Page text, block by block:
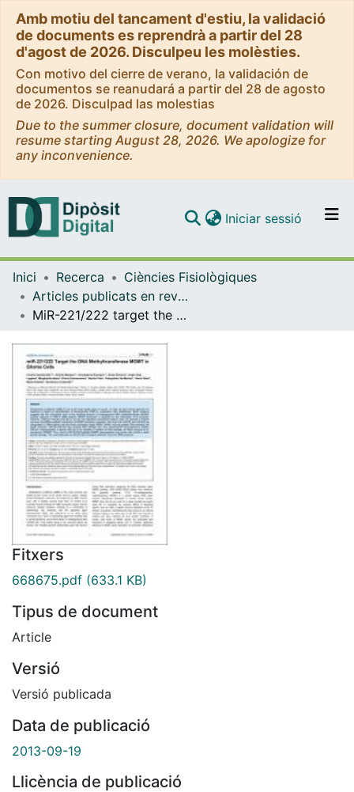
Amb motiu del tancament d'estiu, la validació
de documents es reprendrà a partir del 28
d'agost de 2026. Disculpeu les molèsties.
Con motivo del cierre de verano, la validación de
documentos se reanudará a partir del 28 de agosto
de 2026. Disculpad las molestias
Due to the summer closure, document validation will
resume starting August 28, 2026. We apologize for
any inconvenience.
Navega per tot el DD
Contacte
Iniciar sessió (current)
Inici Recerca
Ciències Fisiològiques
Articles publicats en revistes (Ciències Fisiològiques)
MiR-221/222 target the DNA methyltransferase MGMT in glioma cells
Fitxers
668675.pdf (633.1 KB)
Tipus de document
Article
Versió
Versió publicada
Data de publicació
2013-09-19
Llicència de publicació